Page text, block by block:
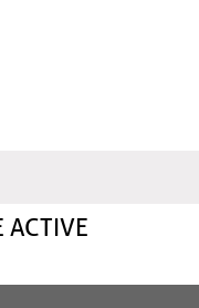
ACTIVE